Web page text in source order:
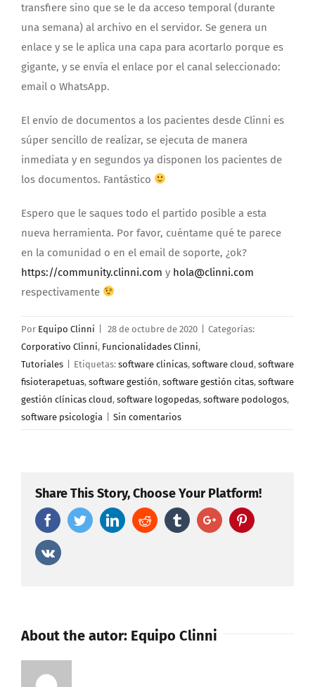
transfiere sino que se le da acceso temporal (durante
una semana) al archivo en el servidor. Se genera un
enlace y se le aplica una capa para acortarlo porque es
gigante, y se envía el enlace por el canal seleccionado:
email o WhatsApp.
El envío de documentos a los pacientes desde Clinni es
súper sencillo de realizar, se ejecuta de manera
inmediata y en segundos ya disponen los pacientes de
los documentos. Fantástico
Espero que le saques todo el partido posible a esta
nueva herramienta. Por favor, cuéntame qué te parece
en la comunidad o en el email de soporte, ¿ok?
https://community.clinni.com y hola@clinni.com
respectivamente
Por Equipo Clinni 28 de octubre de 2020
Categorías:
Corporativo Clinni, Funcionalidades Clinni,
Tutoriales
Etiquetas: software clinicas, software cloud, software
fisioterapetuas, software gestión, software gestión citas, software
gestión clínicas cloud, software logopedas, software podologos,
software psicologia
Sin comentarios
Share This Story, Choose Your Platform!
FacebookTwitterLinkedinReddit TumblrGoogle+Pinterest
Vk
About the autor: Equipo Clinni